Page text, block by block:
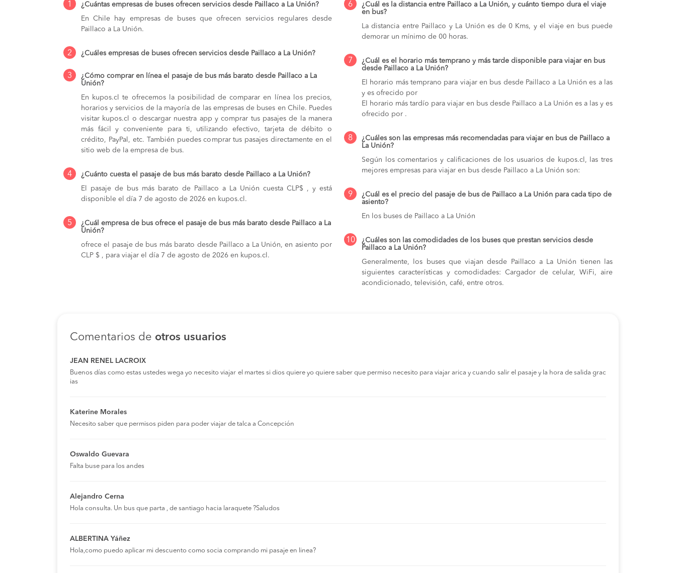
1
¿Cuántas empresas de buses ofrecen servicios desde Paillaco a La Unión?
En Chile hay empresas de buses que ofrecen servicios regulares desde
Paillaco a La Unión.
2 ¿Cuáles empresas de buses ofrecen servicios desde Paillaco a La Unión?
3
¿Cómo comprar en línea el pasaje de bus más barato desde Paillaco a La
Unión?
En kupos.cl te ofrecemos la posibilidad de comparar en línea los precios,
horarios y servicios de la mayoría de las empresas de buses en Chile. Puedes
visitar kupos.cl o descargar nuestra app y comprar tus pasajes de la manera
más fácil y conveniente para ti, utilizando efectivo, tarjeta de débito o
crédito, PayPal, etc. También puedes comprar tus pasajes directamente en el
sitio web de la empresa de bus.
4
¿Cuánto cuesta el pasaje de bus más barato desde Paillaco a La Unión?
El pasaje de bus más barato de Paillaco a La Unión cuesta CLP$ , y está
disponible el día 7 de agosto de 2026 en kupos.cl.
5
¿Cuál empresa de bus ofrece el pasaje de bus más barato desde Paillaco a La
Unión?
ofrece el pasaje de bus más barato desde Paillaco a La Unión, en asiento por
CLP $ , para viajar el día 7 de agosto de 2026 en kupos.cl.
6
¿Cuál es la distancia entre Paillaco a La Unión, y cuánto tiempo dura el viaje
en bus?
La distancia entre Paillaco y La Unión es de 0 Kms, y el viaje en bus puede
demorar un mínimo de 00 horas.
7
¿Cuál es el horario más temprano y más tarde disponible para viajar en bus
desde Paillaco a La Unión?
El horario más temprano para viajar en bus desde Paillaco a La Unión es a las
y es ofrecido por
El horario más tardío para viajar en bus desde Paillaco a La Unión es a las y es
ofrecido por .
8
¿Cuáles son las empresas más recomendadas para viajar en bus de Paillaco a
La Unión?
Según los comentarios y calificaciones de los usuarios de kupos.cl, las tres
mejores empresas para viajar en bus desde Paillaco a La Unión son:
9
¿Cuál es el precio del pasaje de bus de Paillaco a La Unión para cada tipo de
asiento?
En los buses de Paillaco a La Unión
10
¿Cuáles son las comodidades de los buses que prestan servicios desde
Paillaco a La Unión?
Generalmente, los buses que viajan desde Paillaco a La Unión tienen las
siguientes características y comodidades: Cargador de celular, WiFi, aire
acondicionado, televisión, café, entre otros.
Comentarios de otros usuarios
JEAN RENEL LACROIX
Buenos días como estas ustedes wega yo necesito viajar el martes si dios quiere yo quiere saber que permiso necesito para viajar arica y cuando salir el pasaje y la hora de salida grac
ias
Katerine Morales
Necesito saber que permisos piden para poder viajar de talca a Concepción
Oswaldo Guevara
Falta buse para los andes
Alejandro Cerna
Hola consulta. Un bus que parta , de santiago hacia laraquete ?Saludos
ALBERTINA Yáñez
Hola,como puedo aplicar mi descuento como socia comprando mi pasaje en linea?